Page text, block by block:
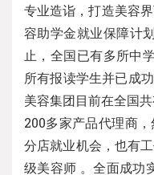
专业造诣，打造美容
容助学金就业保障计
止，全国已有多所中
所有报读学生并已成
美容集团目前在全国
200多家产品代理商
分店就业机会，也有
级美容师 。全面成功